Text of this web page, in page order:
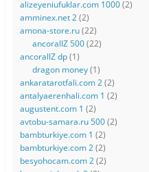
alizeyeniufuklar.com 1000(2)
amminex.net 2(2)
amona-store.ru(22)
ancorallZ 500(22)
ancorallZ dp(1)
dragon money(1)
ankaratarotfali.com 2(2)
antalyaerenhali.com 1 (2)
augustent.com 1 (2)
avtobu-samara.ru 500(2)
bambturkiye.com 1 (2)
bambturkiye.com 2(2)
besyohocam.com 2(2)